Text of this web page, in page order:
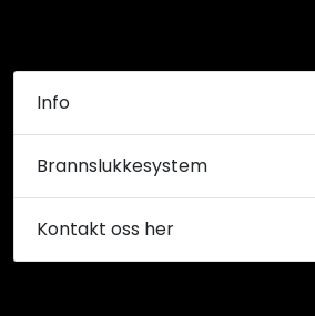
Info
Brannslukkesystem
Kontakt oss her